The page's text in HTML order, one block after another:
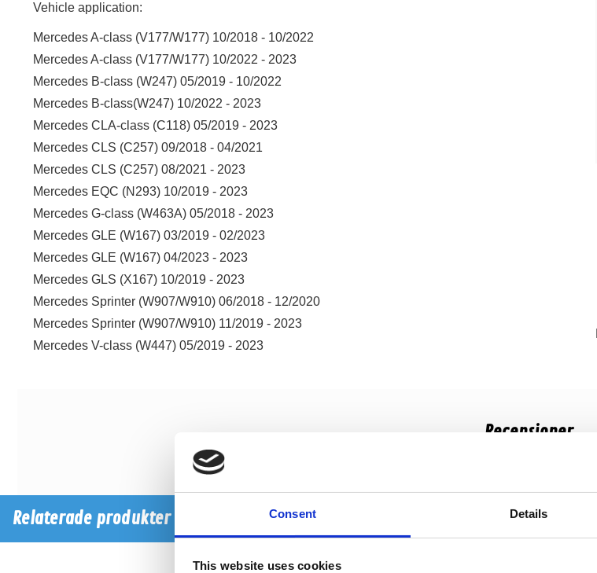
Consent Details
This website uses cookies
Vehicle application:
Mercedes A-class (V177/W177) 10/2018 - 10/2022
Mercedes A-class (V177/W177) 10/2022 - 2023
Mercedes B-class (W247) 05/2019 - 10/2022
Mercedes B-class(W247) 10/2022 - 2023
Mercedes CLA-class (C118) 05/2019 - 2023
Mercedes CLS (C257) 09/2018 - 04/2021
Mercedes CLS (C257) 08/2021 - 2023
Mercedes EQC (N293) 10/2019 - 2023
Mercedes G-class (W463A) 05/2018 - 2023
Mercedes GLE (W167) 03/2019 - 02/2023
Mercedes GLE (W167) 04/2023 - 2023
Mercedes GLS (X167) 10/2019 - 2023
Mercedes Sprinter (W907/W910) 06/2018 - 12/2020
Mercedes Sprinter (W907/W910) 11/2019 - 2023
Mercedes V-class (W447) 05/2019 - 2023
Recensioner
Relaterade produkter